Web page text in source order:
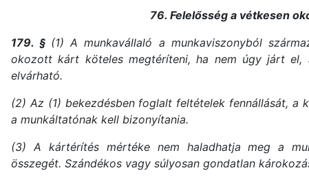
76. Felelősség a vétkesen
179. § (1) A munkavállaló a munkaviszonyból
okozott kárt köteles megtéríteni, ha nem úgy járt el,
elvárható.
(2) Az (1) bekezdésben foglalt feltételek fennállását, a
a munkáltatónak kell bizonyítania.
(3) A kártérítés mértéke nem haladhatja meg a
összegét. Szándékos vagy súlyosan gondatlan